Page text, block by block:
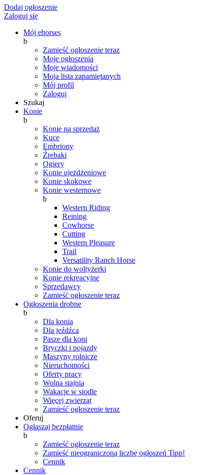
Dodaj ogłoszenie
Zaloguj się
Mój ehorses
b
Zamieść ogłoszenie teraz
Moje ogłoszenia
Moje wiadomości
Moja lista zapamiętanych
Mój profil
Zaloguj
Szukaj
Konie
b
Konie na sprzedaż
Kuce
Embriony
Źrebaki
Ogiery
Konie ujeżdżeniowe
Konie skokowe
Konie westernowe
b
Western Riding
Reining
Cowhorse
Cutting
Western Pleasure
Trail
Versatility Ranch Horse
Konie do woltyżerki
Konie rekreacyjne
Sprzedawcy
Zamieść ogłoszenie teraz
Ogłoszenia drobne
b
Dla konia
Dla jeźdźca
Pasze dla koni
Bryczki i pojazdy
Maszyny rolnicze
Nieruchomości
Oferty pracy
Wolna stajnia
Wakacje w siodle
Więcej zwierząt
Zamieść ogłoszenie teraz
Oferuj
Ogłaszaj bezpłatnie
b
Zamieść ogłoszenie teraz
Zamieść nieograniczoną liczbę ogłoszeń Tipp!
Cennik
Cennik